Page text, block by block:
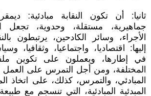
ثانيا: أن تكون النقابة مبادئية:
جماهيرية، مستقلة، وحدوية، تجعل
الأجراء، وسائر الكادحين، يرتبطون
إليها: اقتصاديا، واجتماعيا، وثقافيا،
في إطارها، ويعملون على تكوين
المختلفة، ومن أجل التمرس على العمل
المبادئي، والتمرس، كذلك، على اتخاذ
المبدئية المبادئية، التي تنسجم مع